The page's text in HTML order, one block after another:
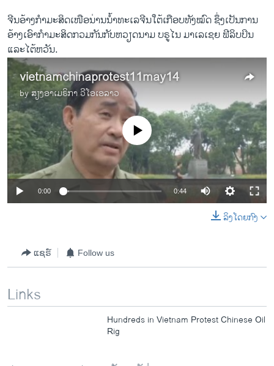
ຈີນ​ອ້າງ​ກຳມະສິດ​ເໜືອ​ນ່ານນ້ຳ​ທະ​ເລ​ຈີນ​ໃຕ້​ເກືອບທັງ​ໝົດ ຊຶ່ງ​ເປັນ​ການ​
ອ້າງ​ເອົາ​ກຳມະສິດກວມກັນ​ກັບ​ຫວຽດນາມ ບຣູ​ໄນ ມາ​ເລ​ເຊຍ ຟີ​ລິບ​ປິນ ​
ແລະ​ໄຕ້​ຫວັນ.
vietnamchinaprotest11may14
byສຽງອາເມຣິກາ ວີໂອເອລາວ
No media source currently available
0:00 0:44
ລິງໂດຍກົງ
ແຊຣ໌ Follow us
Links
Hundreds in Vietnam Protest Chinese Oil
Rig